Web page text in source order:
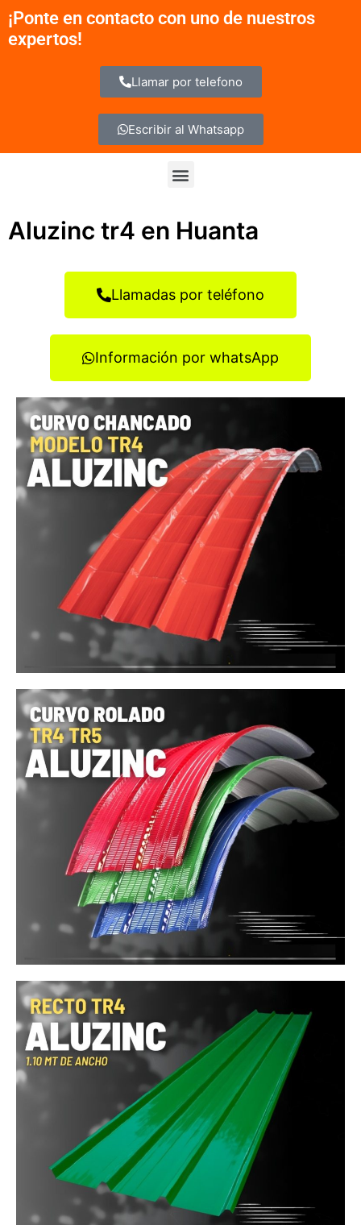
contenido
¡Ponte en contacto con uno de nuestros
expertos!
Llamar por telefono
Escribir al Whatsapp
Menu
Aluzinc tr4 en Huanta
Llamadas por teléfono
Información por whatsApp